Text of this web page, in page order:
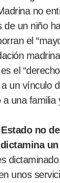
no
de un niño
el
el
un vínculo
una familia
no
un
unos